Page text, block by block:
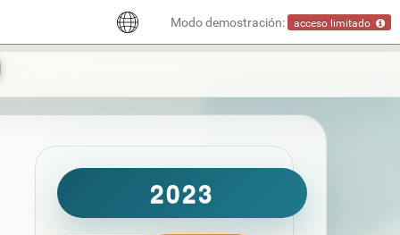
Modo demostración: acceso limitado
2023